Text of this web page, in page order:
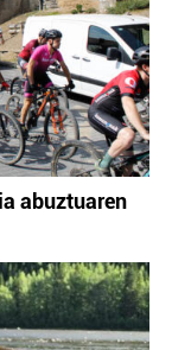
abuztuaren